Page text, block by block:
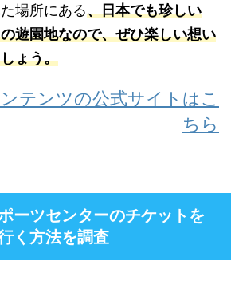
場所にある、日本でも珍しい
遊園地なので、ぜひ楽しい想い
ょう。
テンツの公式サイトはこ
ちら
ーツセンターのチケットを
く方法を調査